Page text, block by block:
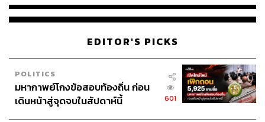
EDITOR'S PICKS
POLITICS
มหากาพย์โกงข้อสอบท้องถิ่น ก่อน
เดินหน้าสู่จุดจบในสัปดาห์นี้
601